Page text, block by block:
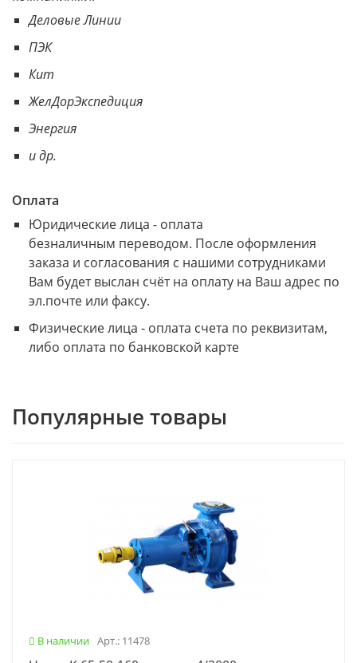
Деловые Линии
ПЭК
Кит
ЖелДорЭкспедиция
Энергия
и др.
Оплата
Юридические лица - оплата
безналичным переводом. После оформления
заказа и согласования с нашими сотрудниками
Вам будет выслан счёт на оплату на Ваш адрес по
эл.почте или факсу.
Физические лица - оплата счета по реквизитам,
либо оплата по банковской карте
Популярные товары
В наличии Арт.: 11478